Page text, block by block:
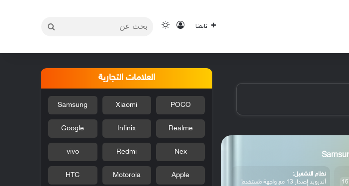
تابعنا تسجيل الدخول
الوضع المظلم
PLS LCD كابستيف تدعم اللمس, 16
نظام التشغيل:
أندرويد إصدار 13 مع واجهة مستخدم
العلامات التجارية
POCO
Xiaomi
Samsung
Realme
Infinix
Google
Nex
Redmi
vivo
Apple
Motorola
HTC